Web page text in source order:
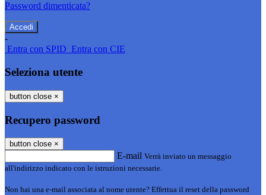
Password dimenticata?
-
Entra con SPID Entra con CIE
Seleziona utente
button close ×
Recupero password
button close ×
E-mail Verrà inviato un messaggio
all'indirizzo indicato con le istruzioni necessarie.
Non hai una e-mail associata al nome utente? Effettua il reset della password